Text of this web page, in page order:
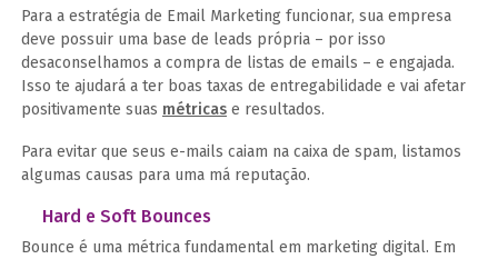
Para a estratégia de Email Marketing funcionar, sua empresa
deve possuir uma base de leads própria – por isso
desaconselhamos a compra de listas de emails – e engajada.
Isso te ajudará a ter boas taxas de entregabilidade e vai afetar
positivamente suas métricas e resultados.
Para evitar que seus e-mails caiam na caixa de spam, listamos
algumas causas para uma má reputação.
Hard e Soft Bounces
Bounce é uma métrica fundamental em marketing digital. Em